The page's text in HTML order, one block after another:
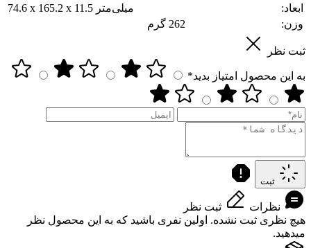
ابعاد:
74.6 x 165.2 x 11.5 میلی‌متر
وزن:
262 گرم
ثبت نظر
به این محصول امتیاز بدید*
ثبت
نظرات
ثبت نظر
هیچ نظری ثبت نشده. اولین نفری باشید که به این محصول نظر
میدهید.